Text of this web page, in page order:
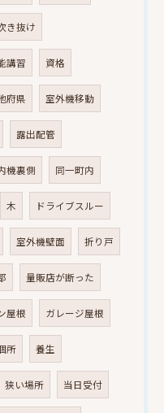
き抜け
講習 資格
府県 室外機移動
露出配管
機裏側 同一町内
木 ドライブスルー
室外機壁面 折り戸
量販店が断った
屋根 ガレージ屋根
所 養生
狭い場所 当日受付